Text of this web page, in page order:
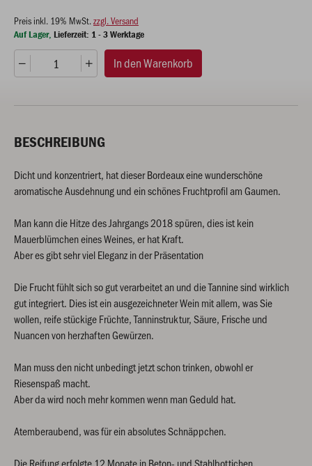
Preis inkl. 19% MwSt.zzgl. Versand
Auf Lager Lieferzeit: 1 - 3 Werktage
In den Warenkorb
BESCHREIBUNG
Dicht und konzentriert, hat dieser Bordeaux eine wunderschöne
aromatische Ausdehnung und ein schönes Fruchtprofil am Gaumen.
Man kann die Hitze des Jahrgangs 2018 spüren, dies ist kein
Mauerblümchen eines Weines, er hat Kraft.
Aber es gibt sehr viel Eleganz in der Präsentation
Die Frucht fühlt sich so gut verarbeitet an und die Tannine sind wirklich
gut integriert. Dies ist ein ausgezeichneter Wein mit allem, was Sie
wollen, reife stückige Früchte, Tanninstruktur, Säure, Frische und
Nuancen von herzhaften Gewürzen.
Man muss den nicht unbedingt jetzt schon trinken, obwohl er
Riesenspaß macht.
Aber da wird noch mehr kommen wenn man Geduld hat.
Atemberaubend, was für ein absolutes Schnäppchen.
Die Reifung erfolgte 12 Monate in Beton- und Stahlbottichen.